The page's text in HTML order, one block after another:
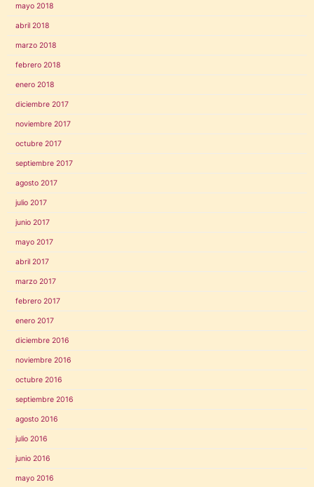
mayo 2018
abril 2018
marzo 2018
febrero 2018
enero 2018
diciembre 2017
noviembre 2017
octubre 2017
septiembre 2017
agosto 2017
julio 2017
junio 2017
mayo 2017
abril 2017
marzo 2017
febrero 2017
enero 2017
diciembre 2016
noviembre 2016
octubre 2016
septiembre 2016
agosto 2016
julio 2016
junio 2016
mayo 2016